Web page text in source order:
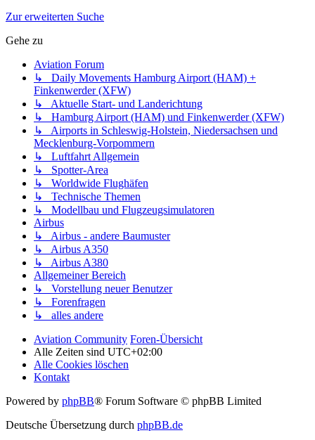
Zur erweiterten Suche
Gehe zu
Aviation Forum
↳ Daily Movements Hamburg Airport (HAM) +
Finkenwerder (XFW)
↳ Aktuelle Start- und Landerichtung
↳ Hamburg Airport (HAM) und Finkenwerder (XFW)
↳ Airports in Schleswig-Holstein, Niedersachsen und
Mecklenburg-Vorpommern
↳ Luftfahrt Allgemein
↳ Spotter-Area
↳ Worldwide Flughäfen
↳ Technische Themen
↳ Modellbau und Flugzeugsimulatoren
Airbus
↳ Airbus - andere Baumuster
↳ Airbus A350
↳ Airbus A380
Allgemeiner Bereich
↳ Vorstellung neuer Benutzer
↳ Forenfragen
↳ alles andere
Aviation Community Foren-Übersicht
Alle Zeiten sind UTC+02:00
Alle Cookies löschen
Kontakt
Powered by phpBB® Forum Software © phpBB Limited
Deutsche Übersetzung durch phpBB.de